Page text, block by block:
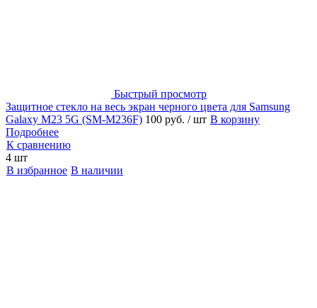
Быстрый просмотр
Защитное стекло на весь экран черного цвета для Samsung
Galaxy M23 5G (SM-M236F) 100 руб. / шт В корзину
Подробнее
К сравнению
4 шт
В избранное В наличии